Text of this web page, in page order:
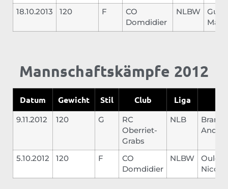
18.10.2013
120 F
CO
Domdidier
NLBW
Marc
Mannschaftskämpfe 2012
Datum Gewicht Stil Club Liga
9.11.2012 120 G
RC
Oberriet-
Grabs
NLB
5.10.2012 120 F
CO
Domdidier
NLBW